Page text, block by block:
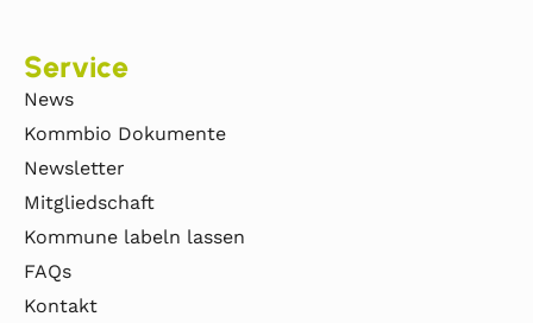
Service
News
Kommbio Dokumente
Newsletter
Mitgliedschaft
Kommune labeln lassen
FAQs
Kontakt